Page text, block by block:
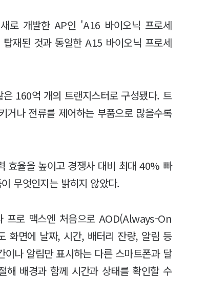
로 개발한 AP인 'A16 바이오닉 프로세
재된 것과 동일한 A15 바이오닉 프로세
160억 개의 트랜지스터로 구성됐다. 트
거나 전류를 제어하는 부품으로 많을수록
효율을 높이고 경쟁사 대비 최대 40% 빠
무엇인지는 밝히지 않았다.
프로 맥스엔 처음으로 AOD(Always-On
화면에 날짜, 시간, 배터리 잔량, 알림 등
나 알림만 표시하는 다른 스마트폰과 달
해 배경과 함께 시간과 상태를 확인할 수